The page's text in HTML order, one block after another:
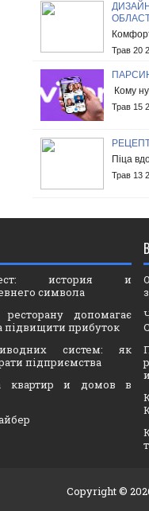
Трав 20
Кому
Трав 15
Піца
Трав 13
история и
символа
допомагає
підвищити прибуток
систем: як
підприємства
квартир и домов в
Copyright ©